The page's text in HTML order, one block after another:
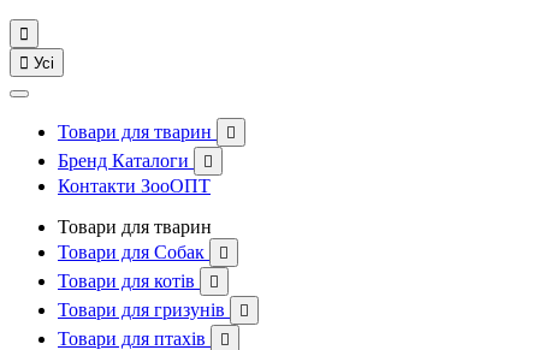

 Усі
Товари для тварин 
Бренд Каталоги 
Контакти ЗооОПТ
Товари для тварин
Товари для Собак

Товари для котів 
Товари для гризунів 
Товари для птахів 